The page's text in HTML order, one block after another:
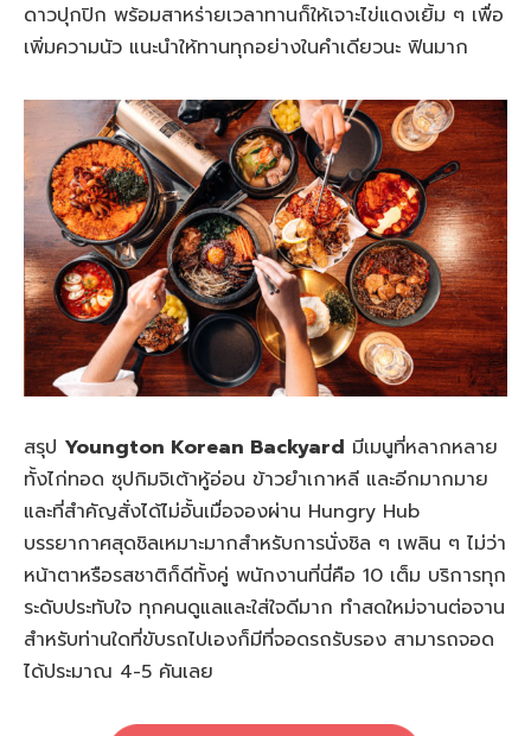
ดาวปุกปิก พร้อมสาหร่ายเวลาทานก็ให้เจาะไข่แดงเยิ้ม ๆ เพื่อ
เพิ่มความนัว แนะนำให้ทานทุกอย่างในคำเดียวนะ ฟินมาก
สรุป Youngton Korean Backyard มีเมนูที่หลากหลาย
ทั้งไก่ทอด ซุปกิมจิเต้าหู้อ่อน ข้าวยำเกาหลี และอีกมากมาย
และที่สำคัญสั่งได้ไม่อั้นเมื่อจองผ่าน Hungry Hub
บรรยากาศสุดชิลเหมาะมากสำหรับการนั่งชิล ๆ เพลิน ๆ ไม่ว่า
หน้าตาหรือรสชาติก็ดีทั้งคู่ พนักงานที่นี่คือ 10 เต็ม บริการทุก
ระดับประทับใจ ทุกคนดูแลและใส่ใจดีมาก ทำสดใหม่จานต่อจาน
สำหรับท่านใดที่ขับรถไปเองก็มีที่จอดรถรับรอง สามารถจอด
ได้ประมาณ 4-5 คันเลย